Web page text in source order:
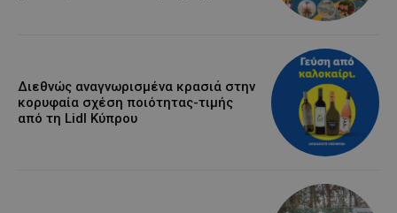
Διεθνώς αναγνωρισμένα κρασιά στην
κορυφαία σχέση ποιότητας-τιμής
από τη Lidl Κύπρου